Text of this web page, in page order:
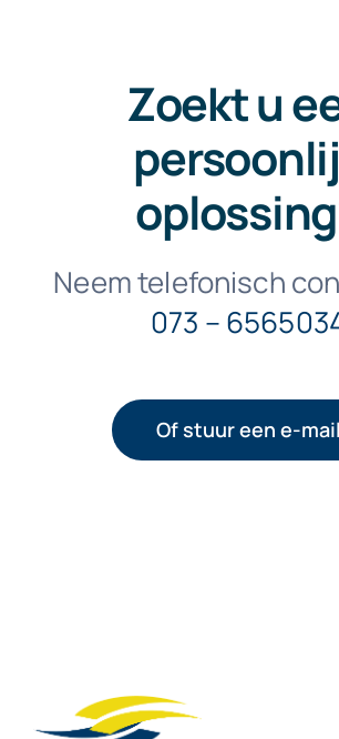
Zoekt u
oplossing
Neem telefonisch
073 –
Of stuur een e-mail